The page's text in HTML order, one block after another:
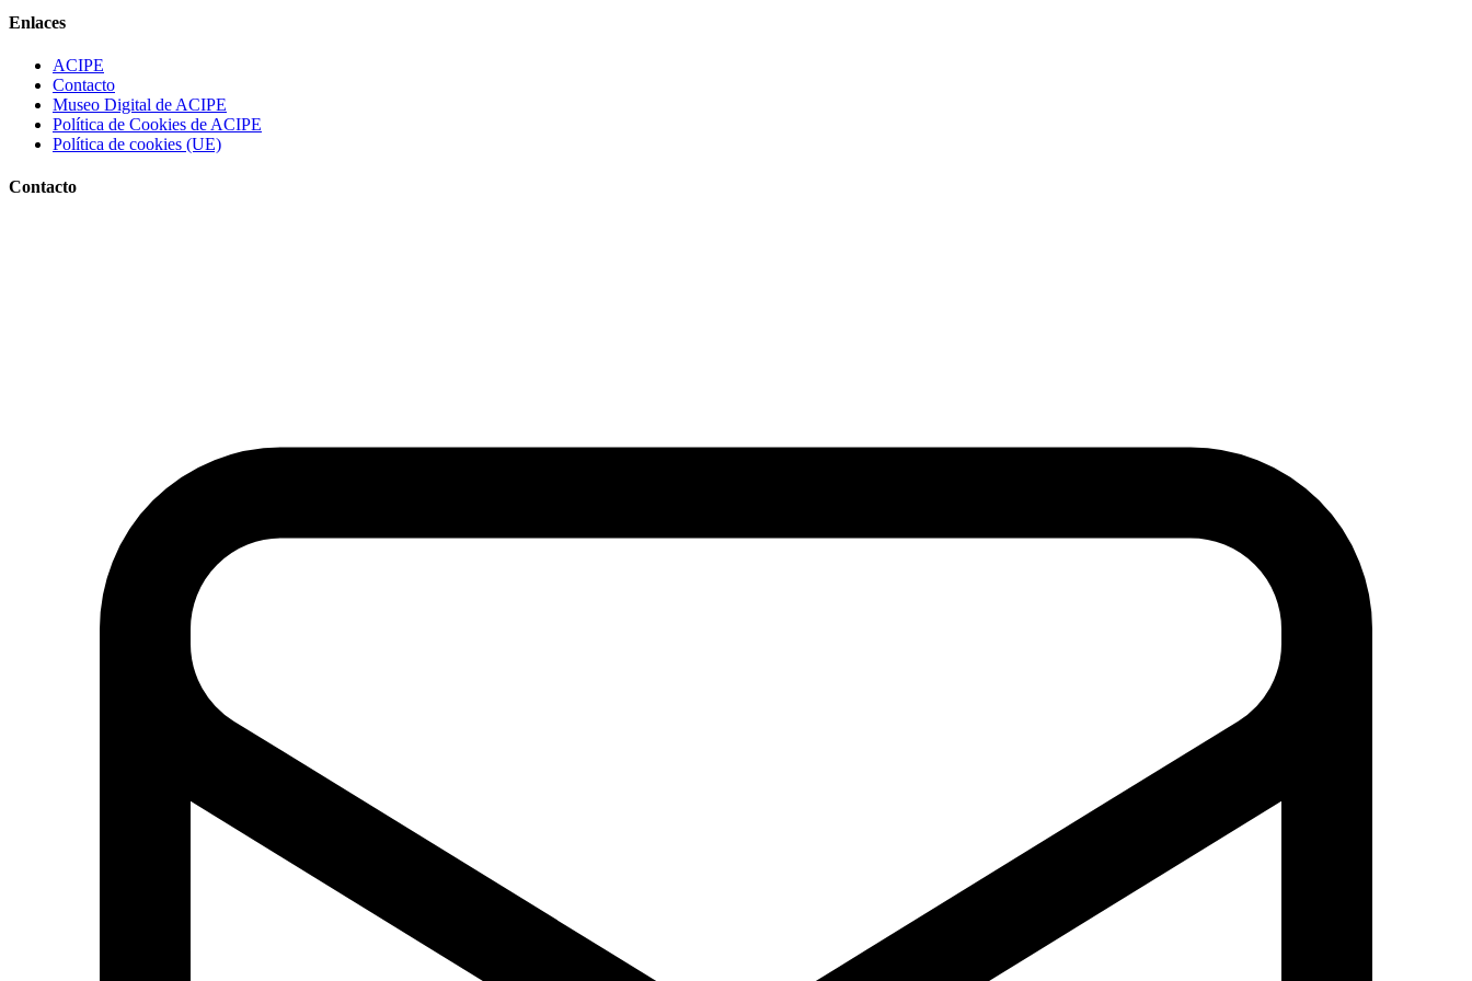
Enlaces
ACIPE
Contacto
Museo Digital de ACIPE
Política de Cookies de ACIPE
Política de cookies (UE)
Contacto